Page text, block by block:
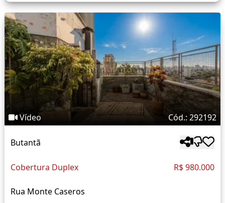
Vídeo Cód.: 292192
Butantã
Cobertura Duplex R$ 980.000
Rua Monte Caseros